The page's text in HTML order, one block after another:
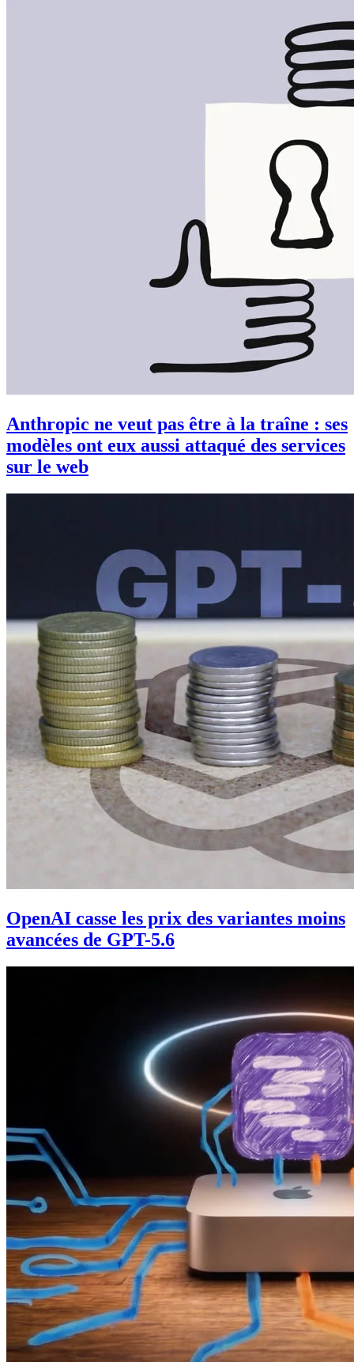
Anthropic ne veut pas être à la traîne : ses
modèles ont eux aussi attaqué des services
sur le web
OpenAI casse les prix des variantes moins
avancées de GPT-5.6